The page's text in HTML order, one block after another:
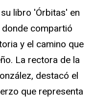
libro 'Órbitas' en
donde compartió
y el camino que
La rectora de la
destacó el
que representa